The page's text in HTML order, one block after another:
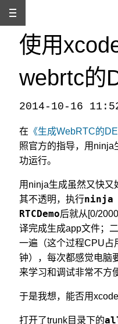
使用
webrtc的
2014-10-16
在 《生成WebRTC的
照官方的指导，用
功运行。
用ninja生成虽然又快又
其不透明，执行ninja
RTCDemo后就从[0/
译完成生成app文件；
一遍（这个过程CPU占
钟），每次都感觉电脑
来学习和调试非常不方
于是我想，能否用xcode
打开了trunk目录下的